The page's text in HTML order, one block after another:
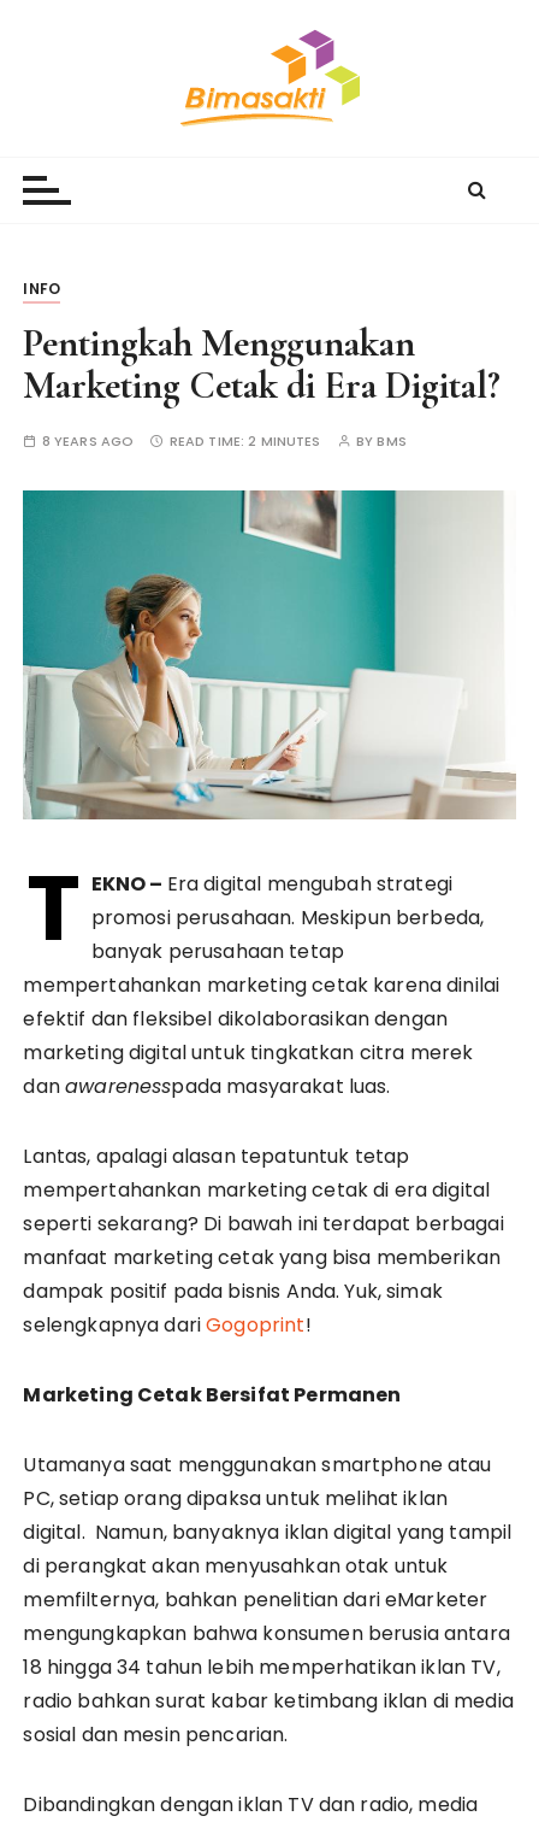
INFO
Pentingkah Menggunakan
Marketing Cetak di Era Digital?
8 YEARS AGO READ TIME:2 MINUTES BYBMS
T EKNO – Era digital mengubah strategi
promosi perusahaan. Meskipun berbeda,
banyak perusahaan tetap
mempertahankan marketing cetak karena dinilai
efektif dan fleksibel dikolaborasikan dengan
marketing digital untuk tingkatkan citra merek
danawarenesspada masyarakat luas.
Lantas, apalagi alasan tepatuntuk tetap
mempertahankan marketing cetak di era digital
seperti sekarang? Di bawah ini terdapat berbagai
manfaat marketing cetak yang bisa memberikan
dampak positif pada bisnis Anda. Yuk, simak
selengkapnya dariGogoprint!
Marketing Cetak Bersifat Permanen
Utamanya saat menggunakan smartphone atau
PC, setiap orang dipaksa untuk melihat iklan
digital. Namun, banyaknya iklan digital yang tampil
di perangkat akan menyusahkan otak untuk
memfilternya, bahkan penelitian dari eMarketer
mengungkapkan bahwa konsumen berusia antara
18 hingga 34 tahun lebih memperhatikan iklan TV,
radio bahkan surat kabar ketimbang iklan di media
sosial dan mesin pencarian.
Dibandingkan dengan iklan TV dan radio, media